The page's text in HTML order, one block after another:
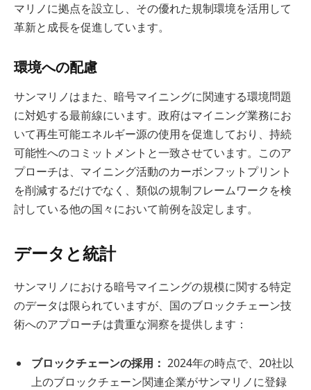
マリノに拠点を設立し、その優れた規制環境を活用して
革新と成長を促進しています。
環境への配慮
サンマリノはまた、暗号マイニングに関連する環境問題
に対処する最前線にいます。政府はマイニング業務にお
いて再生可能エネルギー源の使用を促進しており、持続
可能性へのコミットメントと一致させています。このア
プローチは、マイニング活動のカーボンフットプリント
を削減するだけでなく、類似の規制フレームワークを検
討している他の国々において前例を設定します。
データと統計
サンマリノにおける暗号マイニングの規模に関する特定
のデータは限られていますが、国のブロックチェーン技
術へのアプローチは貴重な洞察を提供します：
ブロックチェーンの採用： 2024年の時点で、20社以
上のブロックチェーン関連企業がサンマリノに登録